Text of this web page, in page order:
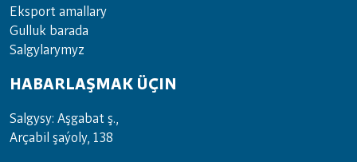
Eksport amallary
Gulluk barada
Salgylarymyz
HABARLAŞMAK ÜÇIN
Salgysy: Aşgabat ş.,
Arçabil şaýoly, 138